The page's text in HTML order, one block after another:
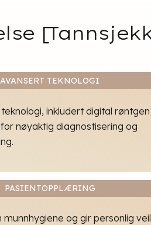
AVANSERT TEKNOLOGI
inkludert digital
nøyaktig diagnostisering og
PASIENTOPPLÆRING
munnhygiene og gir personlig